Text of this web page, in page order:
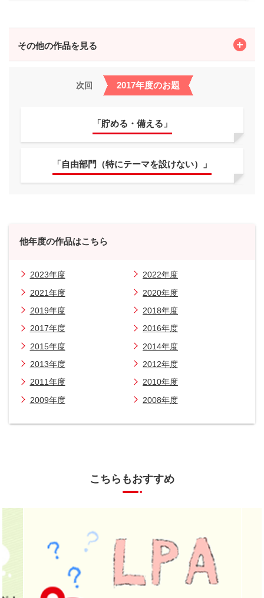
その他の作品を見る
次回 2017年度のお題
「貯める・備える」
「自由部門（特にテーマを設けない）」
他年度の作品はこちら
2023年度
2022年度
2021年度
2020年度
2019年度
2018年度
2017年度
2016年度
2015年度
2014年度
2013年度
2012年度
2011年度
2010年度
2009年度
2008年度
こちらもおすすめ